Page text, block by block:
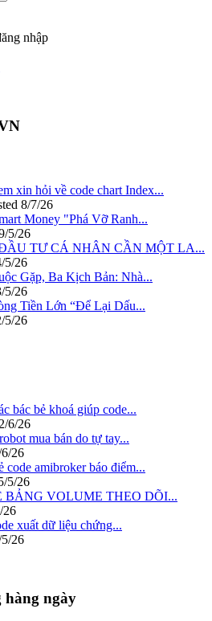
nhập
xin hỏi về code chart Index...
8/7/26
Money "Phá Vỡ Ranh...
5/26
TƯ CÁ NHÂN CẦN MỘT LA...
5/26
Gặp, Ba Kịch Bản: Nhà...
5/26
Tiền Lớn “Để Lại Dấu...
5/26
bác bẻ khoá giúp code...
6/26
mua bán do tự tay...
26
code amibroker báo điểm...
5/26
BẢNG VOLUME THEO DÕI...
26
xuất dữ liệu chứng...
5/26
ngày